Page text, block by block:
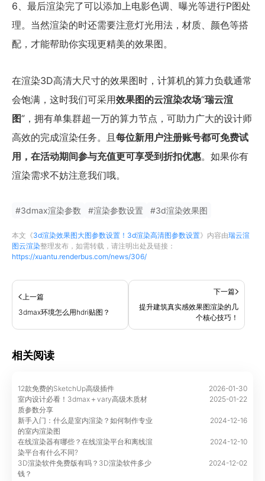
6、最后渲染完了可以添加上电影色调、曝光等进行P图处
理。当然渲染的时还需要注意灯光用法，材质、颜色等搭
配，才能帮助你实现更精美的效果图。
在渲染3D高清大尺寸的效果图时，计算机的算力负载通常
会饱满，这时我们可采用效果图的云渲染农场“瑞云渲
图”，拥有单集群超一万的算力节点，可助力广大的设计师
高效的完成渲染任务。且 每位新用户注册账号都可免费试
用，在活动期间参与充值更可享受到折扣优惠。如果你有
渲染需求不妨注意我们哦。
#3dmax渲染参数 #渲染参数设置 #3d渲染效果图
本文《3d渲染效果图大图参数设置！3d渲染高清图参数设置》内容由瑞云渲
图云渲染整理发布，如需转载，请注明出处及链接：
https://xuantu.renderbus.com/news/306/
上一篇
3dmax环境怎么用hdri贴图？
下一篇
提升建筑真实感效果图渲染的几
个核心技巧！
相关阅读
12款免费的SketchUp高级插件
2026-01-30
室内设计必看！3dmax＋vary高级木质材
质参数分享
2025-01-22
新手入门：什么是室内渲染？如何制作专业
的室内渲染图
2024-12-16
在线渲染器有哪些？在线渲染平台和离线渲
染平台有什么不同?
2024-12-10
3D渲染软件免费版有吗？3D渲染软件多少
钱？
2024-12-02